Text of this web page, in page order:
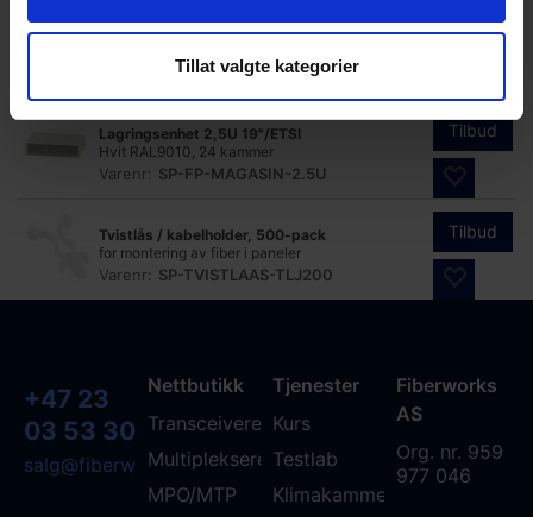
Tillat valgte kategorier
Lagringsenhet 2U 19"/ETSI
SP-FP-MAGASIN-2U
Tilbud
Lagringsenhet 2,5U 19"/ETSI
Hvit RAL9010, 24 kammer
Varenr: SP-FP-MAGASIN-2.5U
Tilbud
Tvistlås / kabelholder, 500-pack
for montering av fiber i paneler
Varenr: SP-TVISTLAAS-TLJ200
Tilbud
+47 23
03 53 30
salg@fiberworks.no
Nettbutikk
Transceivere
Multipleksere
MPO/MTP
Tjenester
Kurs
Testlab
Klimakammer
Fiberworks
AS
Org. nr. 959
977 046